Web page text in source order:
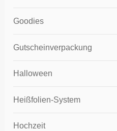
Goodies
Gutscheinverpackung
Halloween
Heißfolien-System
Hochzeit